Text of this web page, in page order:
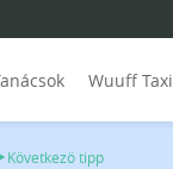
Wuuff Taxi
Következö tipp